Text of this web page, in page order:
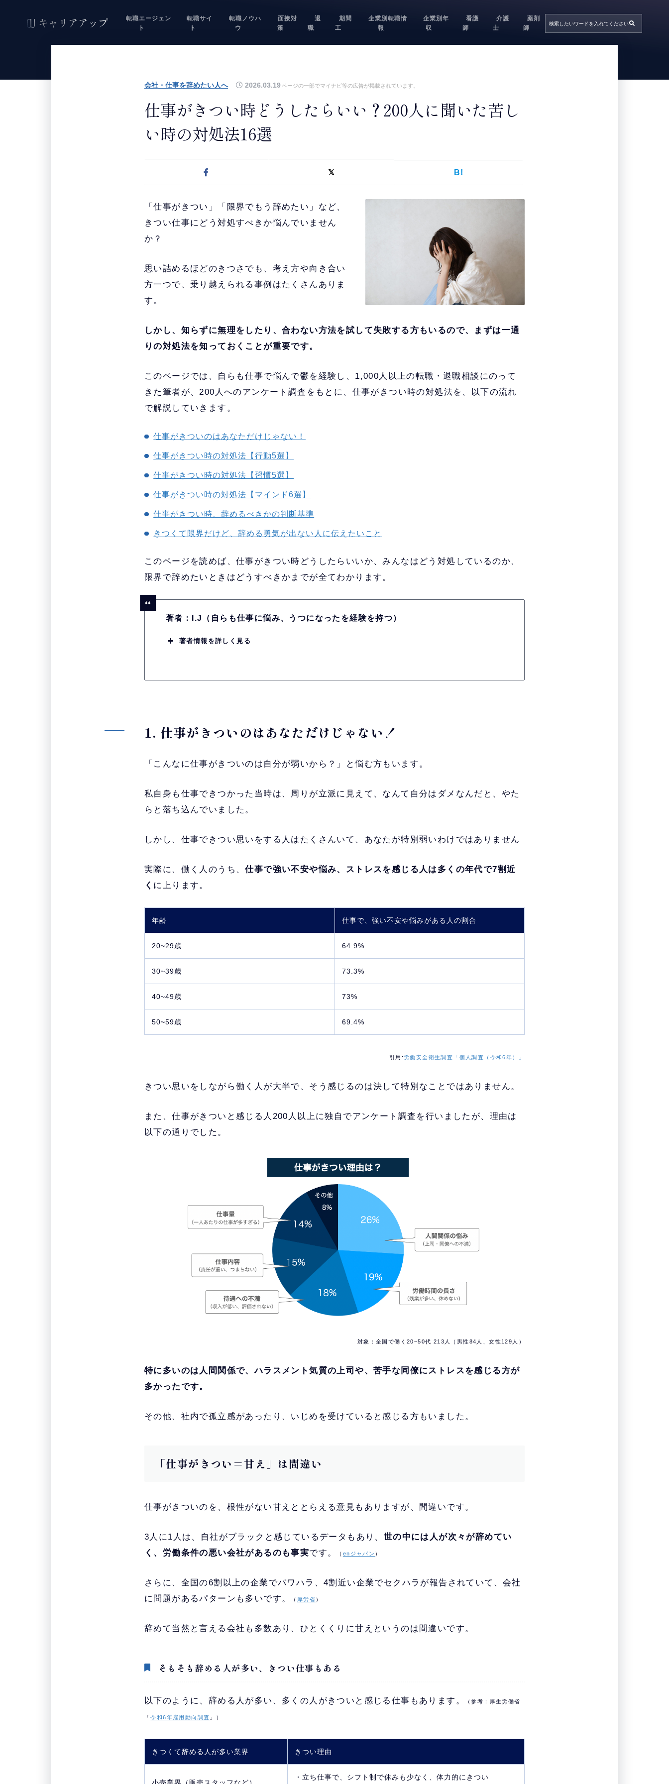
転職エージェン
ト
転職サイ
ト
転職ノウハ
ウ
面接対
策
退
職
期間
工
企業別転職情
報
企業別年
収
看護
師
介護
士
薬剤
師
ページの一部でマイナビ等の広告が掲載されています。
会社・仕事を辞めたい人へ 2026.03.19
仕事がきつい時どうしたらいい？200人に聞いた苦し
い時の対処法16選
B!
「仕事がきつい」「限界でもう辞めたい」など、
きつい仕事にどう対処すべきか悩んでいません
か？
思い詰めるほどのきつさでも、考え方や向き合い
方一つで、乗り越えられる事例はたくさんありま
す。
しかし、知らずに無理をしたり、合わない方法を試して失敗する方もいるので、まずは一通
りの対処法を知っておくことが重要です。
このページでは、自らも仕事で悩んで鬱を経験し、1,000人以上の転職・退職相談にのって
きた筆者が、200人へのアンケート調査をもとに、仕事がきつい時の対処法を、以下の流れ
で解説していきます。
仕事がきついのはあなただけじゃない！
仕事がきつい時の対処法【行動5選】
仕事がきつい時の対処法【習慣5選】
仕事がきつい時の対処法【マインド6選】
仕事がきつい時、辞めるべきかの判断基準
きつくて限界だけど、辞める勇気が出ない人に伝えたいこと
このページを読めば、仕事がきつい時どうしたらいいか、みんなはどう対処しているのか、
限界で辞めたいときはどうすべきかまでが全てわかります。
著者：I.J（自らも仕事に悩み、うつになったを経験を持つ）
著者情報を詳しく見る
1. 仕事がきついのはあなただけじゃない！
「こんなに仕事がきついのは自分が弱いから？」と悩む方もいます。
私自身も仕事できつかった当時は、周りが立派に見えて、なんて自分はダメなんだと、やた
らと落ち込んでいました。
しかし、仕事できつい思いをする人はたくさんいて、あなたが特別弱いわけではありません
実際に、働く人のうち、仕事で強い不安や悩み、ストレスを感じる人は多くの年代で7割近
く に上ります。
年齢 仕事で、強い不安や悩みがある人の割合
20~29歳 64.9%
30~39歳 73.3%
40~49歳 73%
50~59歳 69.4%
引用:労働安全衛生調査「個人調査（令和6年）」
きつい思いをしながら働く人が大半で、そう感じるのは決して特別なことではありません。
また、仕事がきついと感じる人200人以上に独自でアンケート調査を行いましたが、理由は
以下の通りでした。
対象：全国で働く20~50代 213人（男性84人、女性129人）
特に多いのは人間関係で、ハラスメント気質の上司や、苦手な同僚にストレスを感じる方が
多かったです。
その他、社内で孤立感があったり、いじめを受けていると感じる方もいました。
「仕事がきつい＝甘え」は間違い
仕事がきついのを、根性がない甘えととらえる意見もありますが、間違いです。
3人に1人は、自社がブラックと感じているデータもあり、 世の中には人が次々が辞めてい
く、労働条件の悪い会社があるのも事実です。 （ enジャパン ）
さらに、全国の6割以上の企業でパワハラ、4割近い企業でセクハラが報告されていて、会社
に問題があるパターンも多いです。
（ 厚労省）
辞めて当然と言える会社も多数あり、ひとくくりに甘えというのは間違いです。
そもそも辞める人が多い、きつい仕事もある
以下のように、辞める人が多い、多くの人がきついと感じる仕事もあります。 （参考：厚生労働省
「令和6年雇用動向調査 」）
きつくて辞める人が多い業界 きつい理由
小売業界（販売スタッフなど）
・立ち仕事で、シフト制で休みも少なく、体力的にきつい